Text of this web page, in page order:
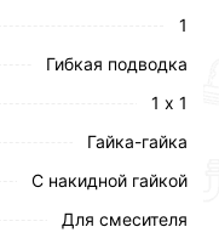
с
Возврат
(наличие чека
1
Гибкая подводка
1 х 1
Гайка-гайка
С накидной гайкой
Для смесителя